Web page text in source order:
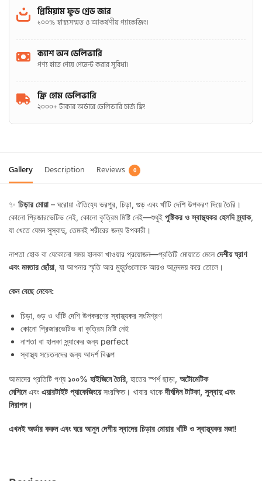
প্রিমিয়াম ফুড গ্রেড জার
১০০% স্বাস্থ্যসম্মত ও আকর্ষণীয় প্যাকেজিং।
ক্যাশ অন ডেলিভারি
পণ্য হাতে পেয়ে পেমেন্ট করার সুবিধা।
ফ্রি হোম ডেলিভারি
২০০০+ টাকার অর্ডারে ডেলিভারি চার্জ ফ্রি!
Gallery Description Reviews 0
✨ চিড়ার মোয়া– ঘরোয়া ঐতিহ্যে ভরপুর, চিড়া, গুড় এবং খাঁটি দেশি উপকরণ দিয়ে তৈরি।
কোনো প্রিজারভেটিভ নেই, কোনো কৃত্রিম মিষ্টি নেই—শুধুই পুষ্টিকর ও স্বাস্থ্যকর হেলদি স্ন্যাক,
যা খেতে যেমন সুস্বাদু, তেমনই শরীরের জন্য উপকারী।
নাশতা হোক বা যেকোনো সময় হালকা খাওয়ার প্রয়োজন—প্রতিটি মোয়াতে মেলে দেশীয় ঘ্রাণ
এবং মমতার ছোঁয়া, যা আপনার স্মৃতি আর মুহূর্তগুলোকে আরও আনন্দময় করে তোলে।
কেন বেছে নেবেন:
চিড়া, গুড় ও খাঁটি দেশি উপকরণের স্বাস্থ্যকর সংমিশ্রণ
কোনো প্রিজারভেটিভ বা কৃত্রিম মিষ্টি নেই
নাশতা বা হালকা স্ন্যাকের জন্য perfect
স্বাস্থ্য সচেতনদের জন্য আদর্শ বিকল্প
আমাদের প্রতিটি পণ্য ১০০% হাইজিনে তৈরি, হাতের স্পর্শ ছাড়া, অটোমেটিক
মেশিনেএবং এয়ারটাইট প্যাকেজিংয়েসংরক্ষিত। খাবার থাকেদীর্ঘদিন টাটকা, সুস্বাদু এবং
নিরাপদ।
এখনই অর্ডার করুন এবং ঘরে আনুন দেশীয় স্বাদের চিড়ার মোয়ার খাঁটি ও স্বাস্থ্যকর মজা!